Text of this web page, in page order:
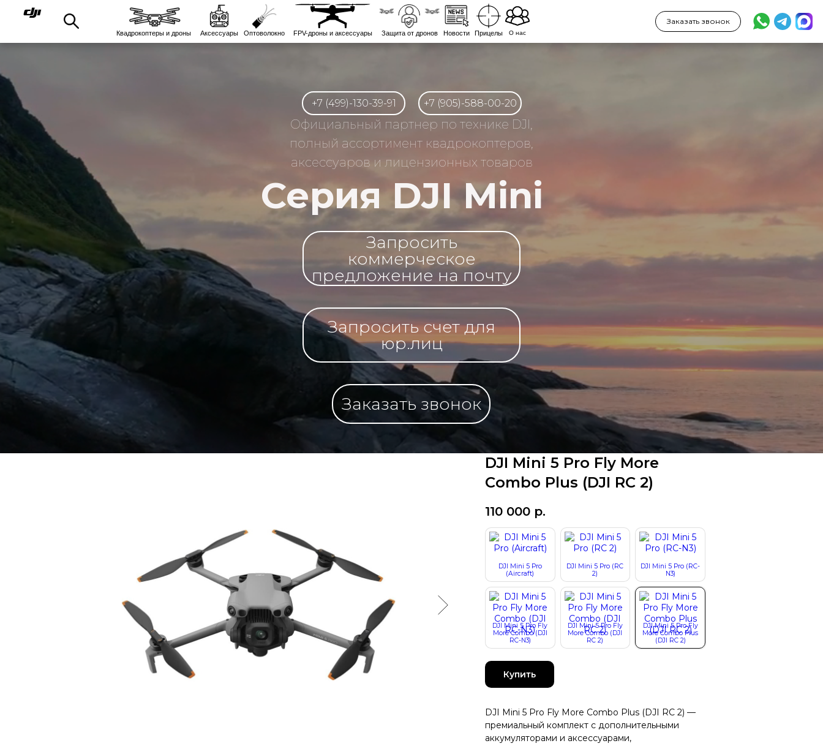
Заказать звонок
Квадрокоптеры и дроны Аксессуары Оптоволокно FPV-дроны и аксессуары Защита от дронов Новости Прицелы О нас
Серия DJI Mini
Официальный партнер по технике DJI,
полный ассортимент квадрокоптеров,
аксессуаров и лицензионных товаров
Заказать звонок
Запросить
коммерческое
предложение на почту
Запросить счет для
юр.лиц
+7 (499)-130-39-91 +7 (905)-588-00-20
DJI Mini 5 Pro Fly More
Combo Plus (DJI RC 2)
110 000 р.
DJI Mini 5 Pro
(Aircraft)
DJI Mini 5 Pro (RC
2)
DJI Mini 5 Pro (RC-
N3)
DJI Mini 5 Pro Fly
More Combo (DJI
RC-N3)
DJI Mini 5 Pro Fly
More Combo (DJI
RC 2)
DJI Mini 5 Pro Fly
More Combo Plus
(DJI RC 2)
Купить
DJI Mini 5 Pro Fly More Combo Plus (DJI RC 2) —
премиальный комплект с дополнительными
аккумуляторами и аксессуарами,